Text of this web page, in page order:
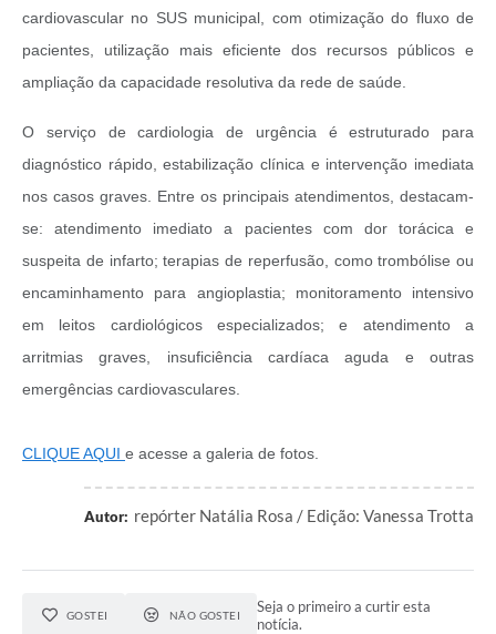
cardiovascular no SUS municipal, com otimização do fluxo de
pacientes, utilização mais eficiente dos recursos públicos e
ampliação da capacidade resolutiva da rede de saúde.
O serviço de cardiologia de urgência é estruturado para
diagnóstico rápido, estabilização clínica e intervenção imediata
nos casos graves. Entre os principais atendimentos, destacam-
se: atendimento imediato a pacientes com dor torácica e
suspeita de infarto; terapias de reperfusão, como trombólise ou
encaminhamento para angioplastia; monitoramento intensivo
em leitos cardiológicos especializados; e atendimento a
arritmias graves, insuficiência cardíaca aguda e outras
emergências cardiovasculares.
CLIQUE AQUI e acesse a galeria de fotos.
Autor: repórter Natália Rosa / Edição: Vanessa Trotta
GOSTEI NÃO GOSTEI
Seja o primeiro a curtir esta
notícia.